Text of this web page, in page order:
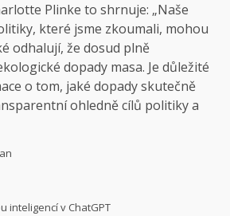
Plinke to shrnuje: „Naše
které jsme zkoumali, mohou
odhalují, že dosud plně
dopady masa. Je důležité
o tom, jaké dopady skutečně
ohledně cílů politiky a
inteligencí v ChatGPT